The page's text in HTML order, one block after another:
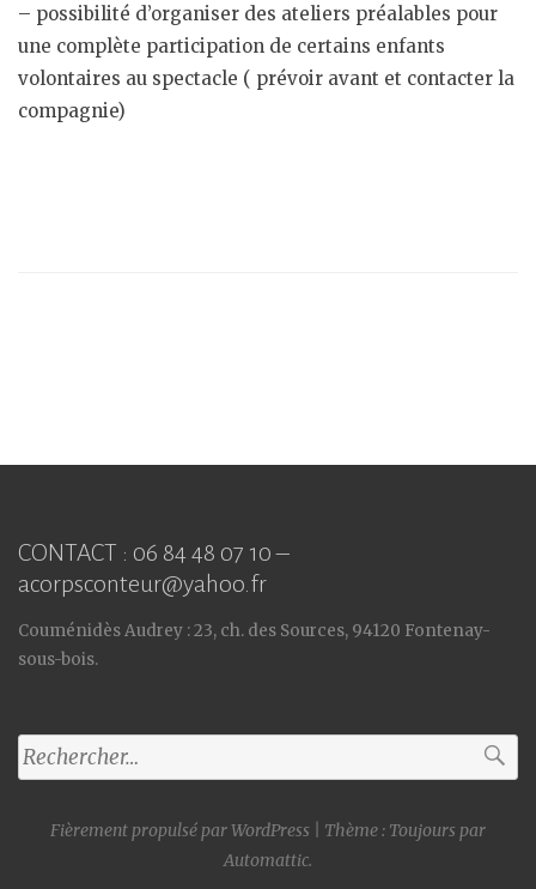
– possibilité d’organiser des ateliers préalables pour
une complète participation de certains enfants
volontaires au spectacle ( prévoir avant et contacter la
compagnie)
CONTACT : 06 84 48 07 10 –
acorpsconteur@yahoo.fr
Couménidès Audrey : 23, ch. des Sources, 94120 Fontenay-
sous-bois.
Rechercher :
Fièrement propulsé par WordPress
Thème : Toujours par
Automattic.